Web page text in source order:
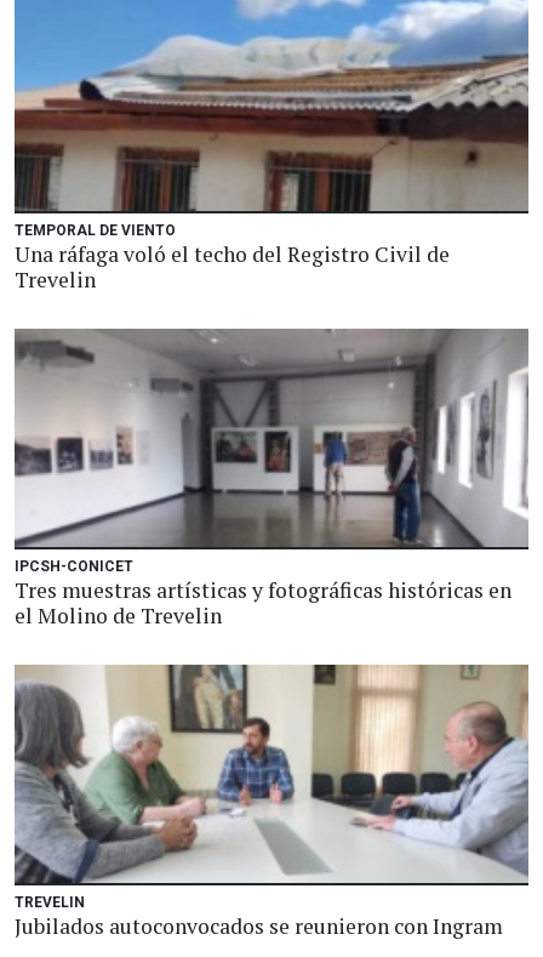
TEMPORAL DE VIENTO
Una ráfaga voló el techo del Registro Civil de
Trevelin
IPCSH-CONICET
Tres muestras artísticas y fotográficas históricas en
el Molino de Trevelin
TREVELIN
Jubilados autoconvocados se reunieron con Ingram